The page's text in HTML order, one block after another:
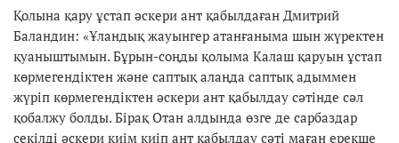
Қолына қару ұстап әскери ант қабылдаған Дмитрий
Баландин: «Ұландық жауынгер атанғаныма шын жүректен
қуаныштымын. Бұрын-соңды қолыма Калаш қаруын ұстап
көрмегендіктен және саптық алаңда саптық адыммен
жүріп көрмегендіктен әскери ант қабылдау сәтінде сәл
қобалжу болды. Бірақ Отан алдында өзге де сарбаздар
секілді әскери киім киіп ант қабылдау сәті маған ерекше